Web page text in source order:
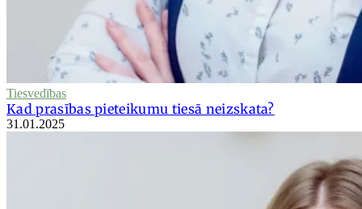
Tiesvedības
Kad prasības pieteikumu tiesā neizskata?
31.01.2025